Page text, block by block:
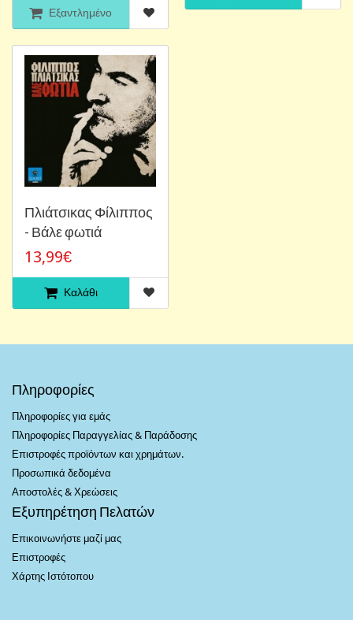
Εξαντλημένο
Πλιάτσικας Φίλιππος
- Βάλε φωτιά
13,99€
Καλάθι
Πληροφορίες
Πληροφορίες για εμάς
Πληροφορίες Παραγγελίας & Παράδοσης
Επιστροφές προϊόντων και χρημάτων.
Προσωπικά δεδομένα
Αποστολές & Χρεώσεις
Εξυπηρέτηση Πελατών
Επικοινωνήστε μαζί μας
Επιστροφές
Χάρτης Ιστότοπου